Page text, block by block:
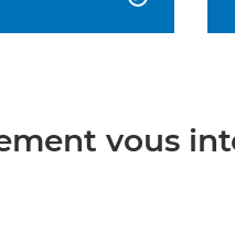
vous